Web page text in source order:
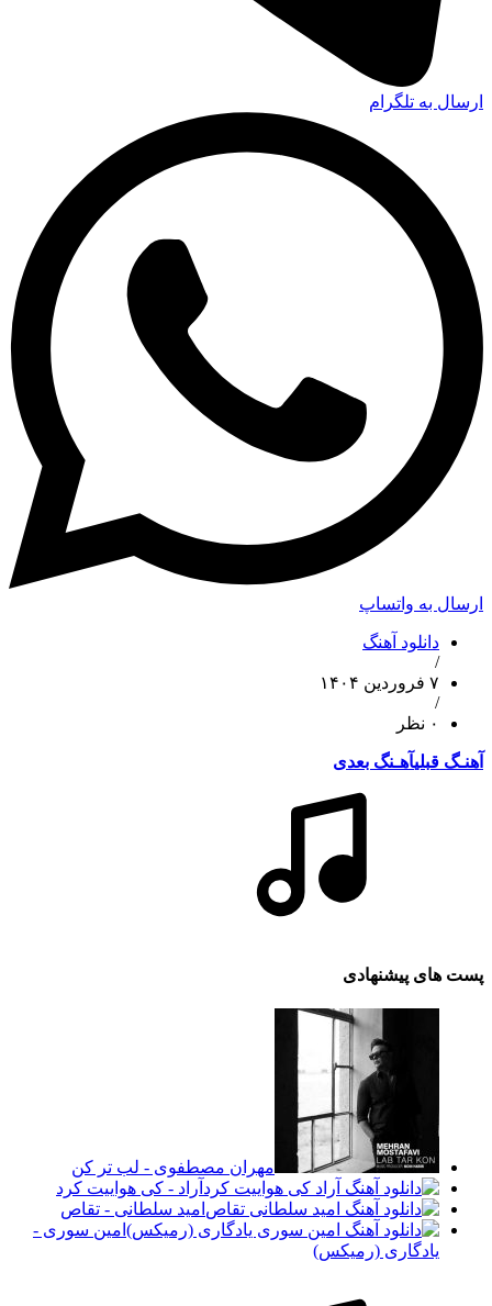
ارسال به تلگرام
ارسال به واتساپ
دانلود آهنگ
/
۷ فروردین ۱۴۰۴
/
۰ نظر
آهنـگ قبلیآهـنگ بعدی
پست های پیشنهادی
مهران مصطفوی - لب تر کن
آراد - کی هواییت کرد
امید سلطانی - تقاص
امین سوری -
یادگاری (رمیکس)